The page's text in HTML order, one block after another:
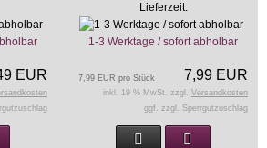
EUR
Lieferzeit:
1-3 Werktage / sofort abholbar
7,99 EUR
7,99 EUR pro Stück
inkl. 19 % MwSt. zzgl. Versandkosten
ggf. zzgl. Sperrgutzuschlag